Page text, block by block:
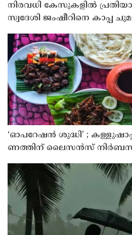
നിരവധി കേസുകളിൽ
സ്വദേശി ജംഷീറിനെ കാപ്പ
‘ഓ​പ​റേ​ഷ​ൻ ശു​ദ്ധി’ ;
ണ​ത്തി​ന് ലൈ​സ​ൻ​സ്
ക്കി എ​ക്​​സൈ​സ്​ വ​കു​പ്പ്​